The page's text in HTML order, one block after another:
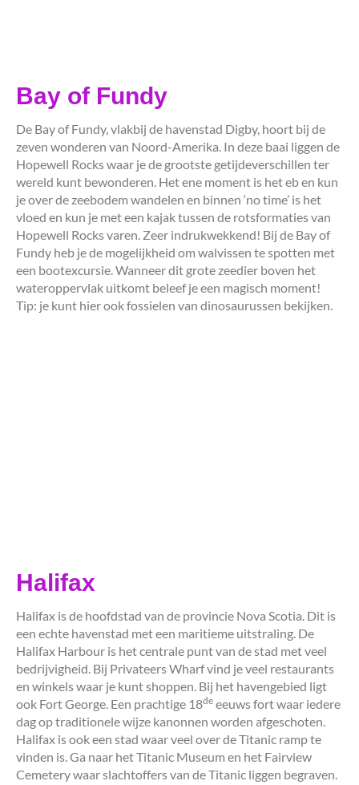
Bay of Fundy
De Bay of Fundy, vlakbij de havenstad Digby, hoort bij de
zeven wonderen van Noord-Amerika. In deze baai liggen de
Hopewell Rocks waar je de grootste getijdeverschillen ter
wereld kunt bewonderen. Het ene moment is het eb en kun
je over de zeebodem wandelen en binnen ‘no time’ is het
vloed en kun je met een kajak tussen de rotsformaties van
Hopewell Rocks varen. Zeer indrukwekkend! Bij de Bay of
Fundy heb je de mogelijkheid om walvissen te spotten met
een bootexcursie. Wanneer dit grote zeedier boven het
wateroppervlak uitkomt beleef je een magisch moment!
Tip: je kunt hier ook fossielen van dinosaurussen bekijken.
Halifax
Halifax is de hoofdstad van de provincie Nova Scotia. Dit is
een echte havenstad met een maritieme uitstraling. De
Halifax Harbour is het centrale punt van de stad met veel
bedrijvigheid. Bij Privateers Wharf vind je veel restaurants
en winkels waar je kunt shoppen. Bij het havengebied ligt
ook Fort George. Een prachtige 18de eeuws fort waar iedere
dag op traditionele wijze kanonnen worden afgeschoten.
Halifax is ook een stad waar veel over de Titanic ramp te
vinden is. Ga naar het Titanic Museum en het Fairview
Cemetery waar slachtoffers van de Titanic liggen begraven.